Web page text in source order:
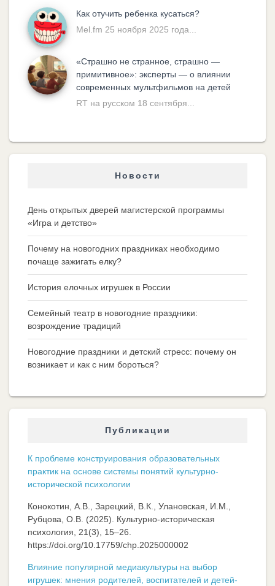
Как отучить ребенка кусаться?
Mel.fm 25 ноября 2025 года...
«Cтрашно не странное, страшно —
примитивное»: эксперты — о влиянии
современных мультфильмов на детей
RT на русском 18 сентября...
Новости
День открытых дверей магистерской программы
«Игра и детство»
Почему на новогодних праздниках необходимо
почаще зажигать елку?
История елочных игрушек в России
Семейный театр в новогодние праздники:
возрождение традиций
Новогодние праздники и детский стресс: почему он
возникает и как с ним бороться?
Публикации
К проблеме конструирования образовательных
практик на основе системы понятий культурно-
исторической психологии
Конокотин, А.В., Зарецкий, В.К., Улановская, И.М.,
Рубцова, О.В. (2025). Культурно-историческая
психология, 21(3), 15–26.
https://doi.org/10.17759/chp.2025000002
Влияние популярной медиакультуры на выбор
игрушек: мнения родителей, воспитателей и детей-